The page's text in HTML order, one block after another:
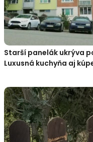
Starší panelák ukrýva
Luxusná kuchyňa aj